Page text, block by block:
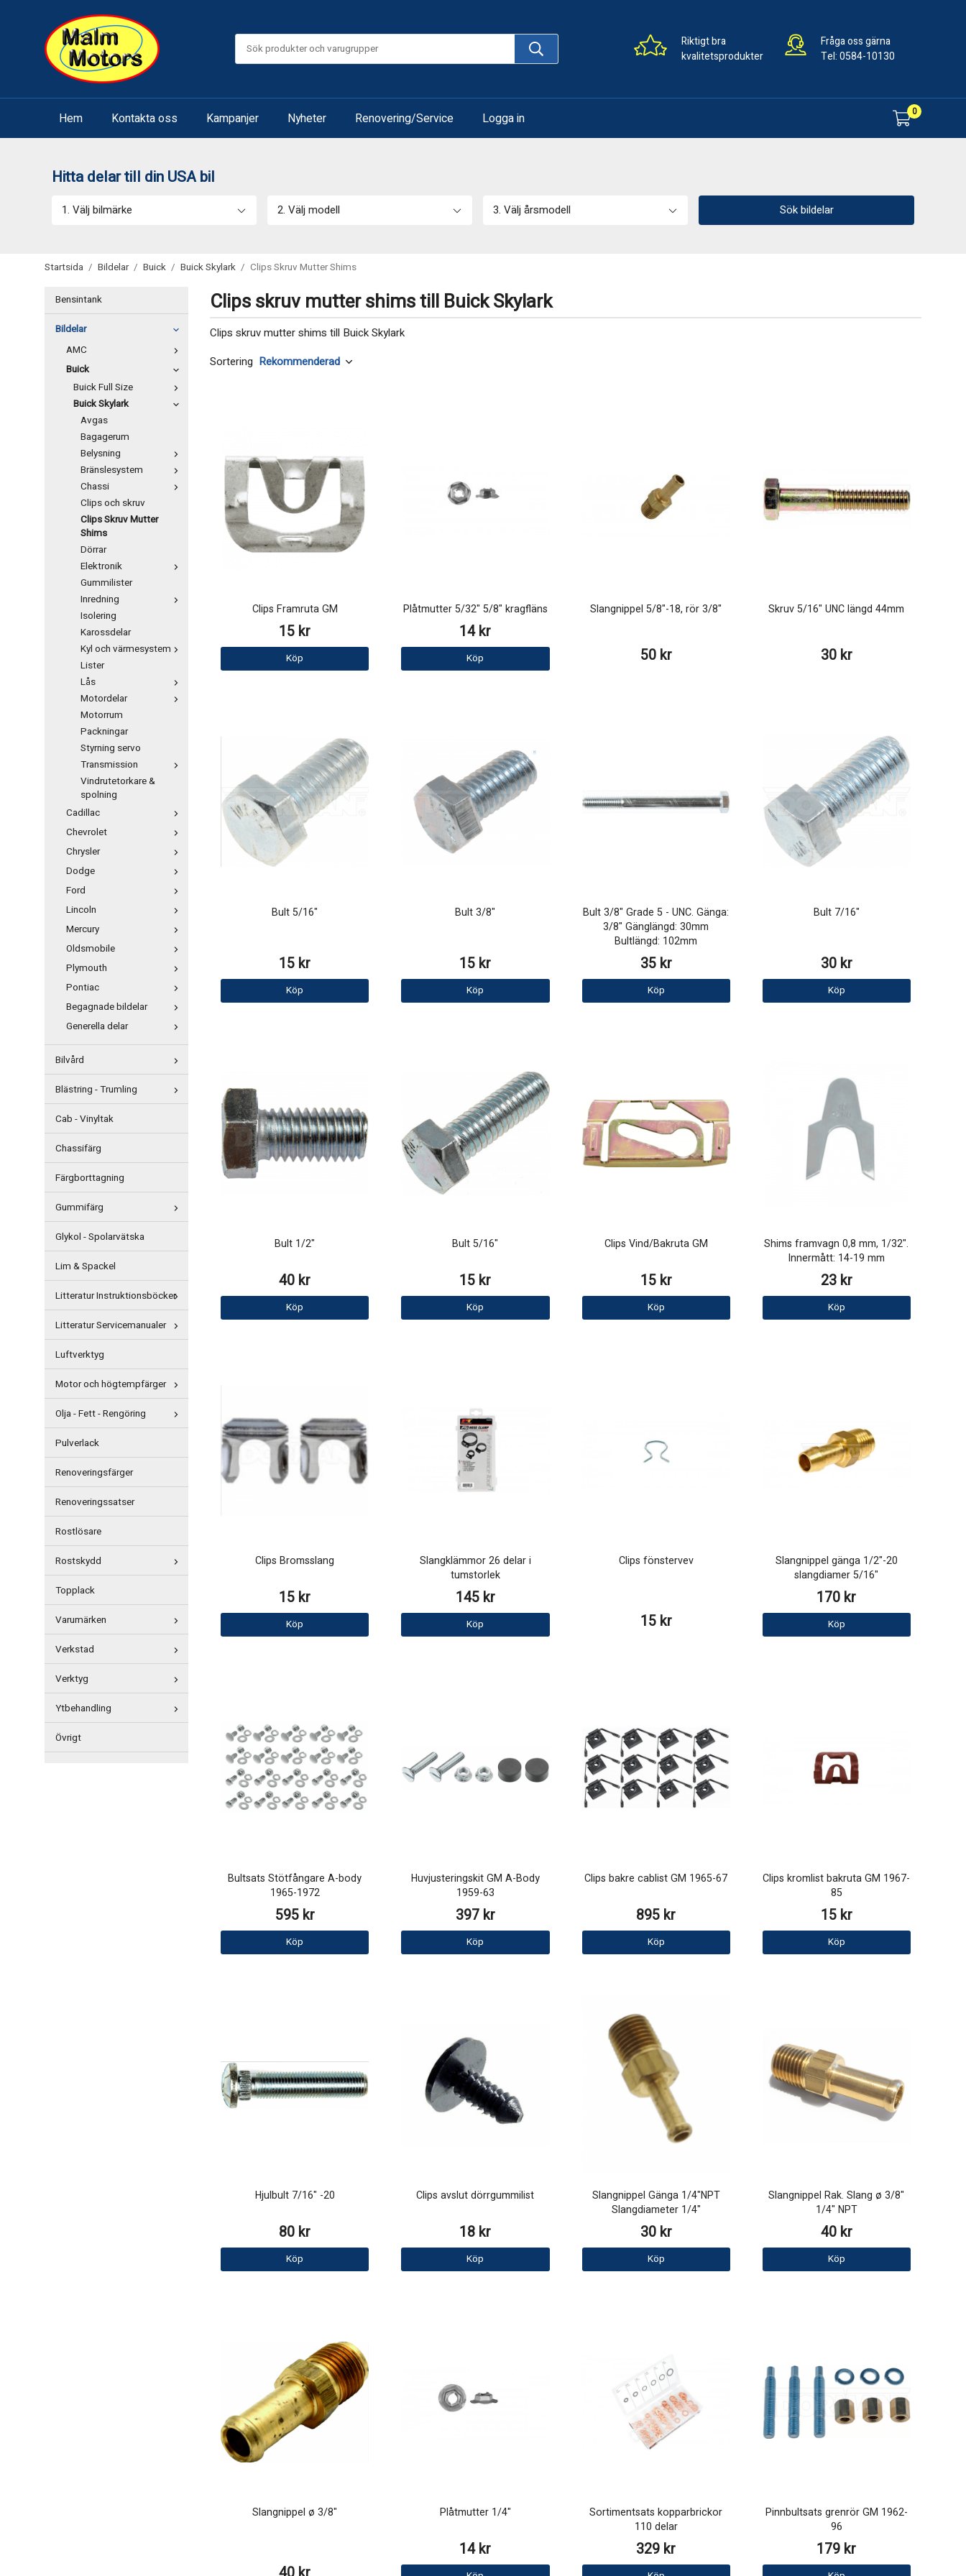
Riktigt bra
kvalitetsprodukter
Fråga oss gärna
Tel:0584-10130
Hem Kontakta oss Kampanjer Nyheter Renovering/Service Logga in 0
Hitta delar till din USA bil
1. Välj bilmärke 2. Välj modell 3. Välj årsmodell Sök bildelar
Startsida / Bildelar / Buick / Buick Skylark / Clips Skruv Mutter Shims
Bensintank
Bildelar
AMC
Buick
Buick Full Size
Buick Skylark
Avgas
Bagagerum
Belysning
Bränslesystem
Chassi
Clips och skruv
Clips Skruv Mutter
Shims
Dörrar
Elektronik
Gummilister
Inredning
Isolering
Karossdelar
Kyl och värmesystem
Lister
Lås
Motordelar
Motorrum
Packningar
Styrning servo
Transmission
Vindrutetorkare &
spolning
Cadillac
Chevrolet
Chrysler
Dodge
Ford
Lincoln
Mercury
Oldsmobile
Plymouth
Pontiac
Begagnade bildelar
Generella delar
Bilvård
Blästring - Trumling
Cab - Vinyltak
Chassifärg
Färgborttagning
Gummifärg
Glykol - Spolarvätska
Lim & Spackel
Litteratur Instruktionsböcker
Litteratur Servicemanualer
Luftverktyg
Motor och högtempfärger
Olja - Fett - Rengöring
Pulverlack
Renoveringsfärger
Renoveringssatser
Rostlösare
Rostskydd
Topplack
Varumärken
Verkstad
Verktyg
Ytbehandling
Övrigt
Clips skruv mutter shims till Buick Skylark
Clips skruv mutter shims till Buick Skylark
Sortering
Clips Framruta GM
15 kr
Köp
Plåtmutter 5/32" 5/8" kragfläns
14 kr
Köp
Slangnippel 5/8"-18, rör 3/8"
50 kr
Skruv 5/16" UNC längd 44mm
30 kr
Bult 5/16"
15 kr
Köp
Bult 3/8"
15 kr
Köp
Bult 3/8" Grade 5 - UNC. Gänga:
3/8" Gänglängd: 30mm
Bultlängd: 102mm
35 kr
Köp
Bult 7/16"
30 kr
Köp
Bult 1/2"
40 kr
Köp
Bult 5/16"
15 kr
Köp
Clips Vind/Bakruta GM
15 kr
Köp
Shims framvagn 0,8 mm, 1/32".
Innermått: 14-19 mm
23 kr
Köp
Clips Bromsslang
15 kr
Köp
Slangklämmor 26 delar i
tumstorlek
145 kr
Köp
Clips fönstervev
15 kr
Slangnippel gänga 1/2"-20
slangdiamer 5/16"
170 kr
Köp
Bultsats Stötfångare A-body
1965-1972
595 kr
Köp
Huvjusteringskit GM A-Body
1959-63
397 kr
Köp
Clips bakre cablist GM 1965-67
895 kr
Köp
Clips kromlist bakruta GM 1967-
85
15 kr
Köp
Hjulbult 7/16" -20
80 kr
Köp
Clips avslut dörrgummilist
18 kr
Köp
Slangnippel Gänga 1/4"NPT
Slangdiameter 1/4"
30 kr
Köp
Slangnippel Rak. Slang ø 3/8"
1/4" NPT
40 kr
Köp
Slangnippel ø 3/8" Plåtmutter 1/4"
14 kr
Sortimentsats kopparbrickor
110 delar
329 kr
Pinnbultsats grenrör GM 1962-
96
179 kr